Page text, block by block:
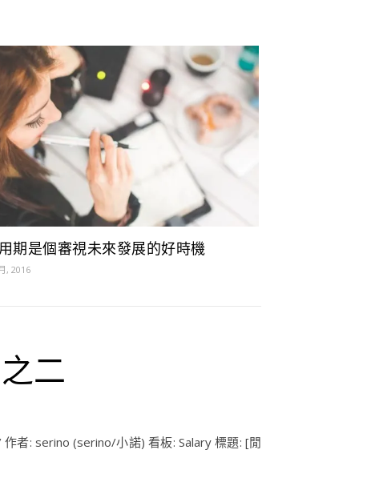
期是個審視未來發展的好時機
, 2016
二
者: serino (serino/小諾) 看板: Salary 標題: [閒